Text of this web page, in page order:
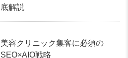
底解説
美容クリニック集客に必須の
SEO×AIO戦略